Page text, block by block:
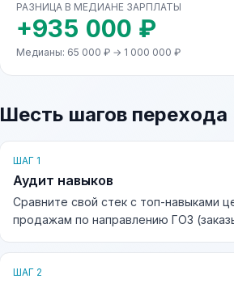
РАЗНИЦА В МЕДИАНЕ ЗАРПЛАТЫ
+935 000 ₽
Медианы: 65 000 ₽ → 1 000 000 ₽
Шесть шагов перехода
ШАГ 1
Аудит навыков
Сравните свой стек с топ-навыками
продажам по направлению ГОЗ
ШАГ 2